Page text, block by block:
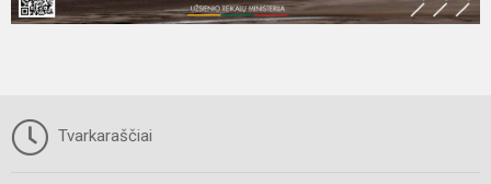
Tvarkaraščiai